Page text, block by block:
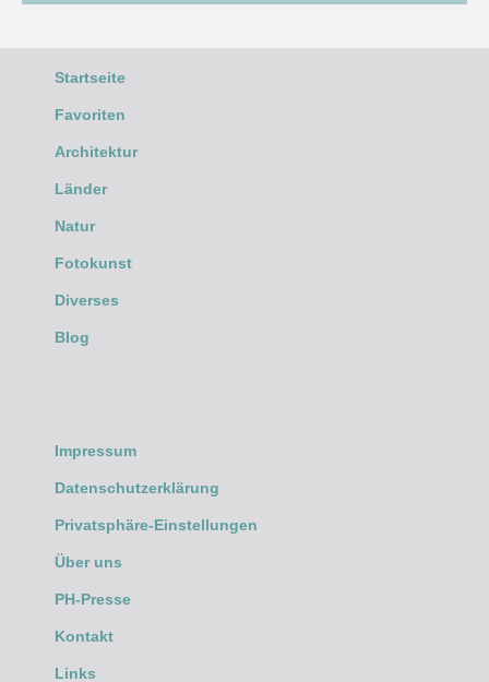
Startseite
Favoriten
Architektur
Länder
Natur
Fotokunst
Diverses
Blog
Impressum
Datenschutzerklärung
Privatsphäre-Einstellungen
Über uns
PH-Presse
Kontakt
Links